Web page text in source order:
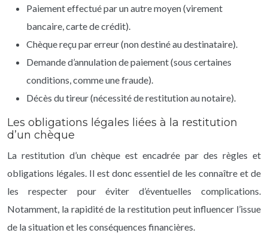
Paiement effectué par un autre moyen (virement
bancaire, carte de crédit).
Chèque reçu par erreur (non destiné au destinataire).
Demande d’annulation de paiement (sous certaines
conditions, comme une fraude).
Décès du tireur (nécessité de restitution au notaire).
Les obligations légales liées à la restitution
d’un chèque
La restitution d’un chèque est encadrée par des règles et
obligations légales. Il est donc essentiel de les connaître et de
les respecter pour éviter d’éventuelles complications.
Notamment, la rapidité de la restitution peut influencer l’issue
de la situation et les conséquences financières.